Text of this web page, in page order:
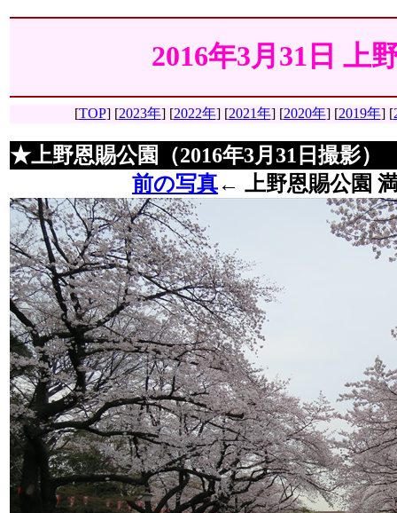
2016年3月31日 上
[TOP] [2023年] [2022年] [2021年] [2020年] [2019年] [
★上野恩賜公園（2016年3月31日撮影）
前の写真← 上野恩賜公園